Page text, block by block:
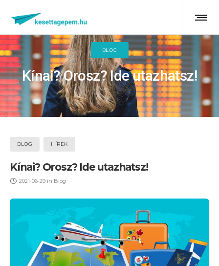
BLOG
Kínai? Orosz? Ide utazhatsz!
BLOG HÍREK
Kínai? Orosz? Ide utazhatsz!
2021-06-29 in Blog